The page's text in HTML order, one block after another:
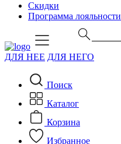
Скидки
Программа лояльности
ДЛЯ НЕЕ ДЛЯ НЕГО
Поиск
Каталог
Корзина
Избранное